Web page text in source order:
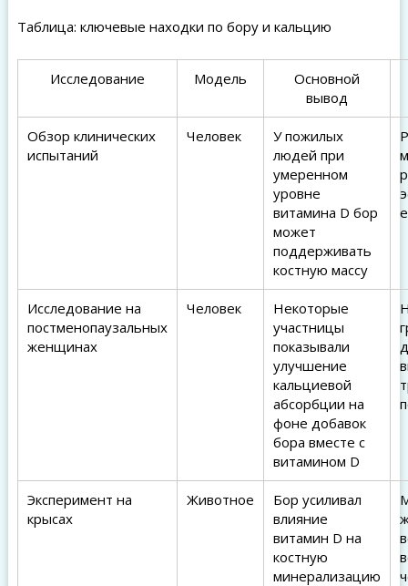
Таблица: ключевые находки по бору и кальцию
Исследование Модель
Основной
вывод
Обзор клинических
испытаний
Человек
У пожилых
людей при
умеренном
уровне
витамина D бор
может
поддерживать
костную массу
Исследование на
постменопаузальных
женщинах
Человек
Некоторые
участницы
показывали
улучшение
кальциевой
абсорбции на
фоне добавок
бора вместе с
витамином D
Эксперимент на
крысах
Животное
Бор усиливал
влияние
витамин D на
костную
минерализацию